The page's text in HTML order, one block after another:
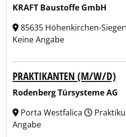
KRAFT Baustoffe GmbH
85635 Höhenkirchen-
Keine Angabe
PRAKTIKANTEN (M/W/D)
Rodenberg Türsysteme AG
Porta Westfalica
Angabe